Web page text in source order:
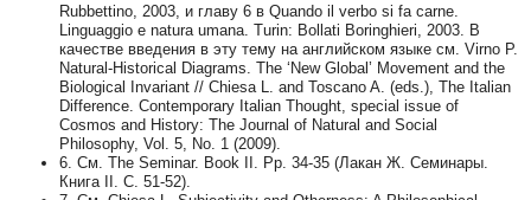
Rubbettino, 2003, и главу 6 в Quando il verbo si fa carne.
Linguaggio e natura umana. Turin: Bollati Boringhieri, 2003. В
качестве введения в эту тему на английском языке см. Virno P.
Natural-Historical Diagrams. The ‘New Global’ Movement and the
Biological Invariant // Chiesa L. and Toscano A. (eds.), The Italian
Difference. Contemporary Italian Thought, special issue of
Cosmos and History: The Journal of Natural and Social
Philosophy, Vol. 5, No. 1 (2009).
6. См. The Seminar. Book II. Pp. 34-35 (Лакан Ж. Семинары.
Книга II. C. 51-52).